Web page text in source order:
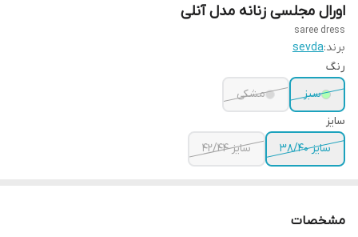
اورال مجلسی زنانه مدل آنلی
saree dress
برند:sevda
رنگ
سبز
مشکی
سایز
سایز 38/40
سایز 42/44
مشخصات